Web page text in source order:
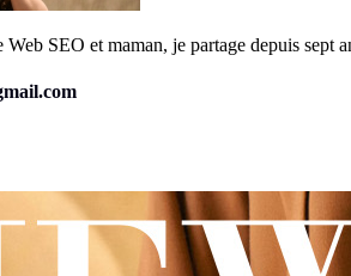
Web SEO et maman, je partage depuis